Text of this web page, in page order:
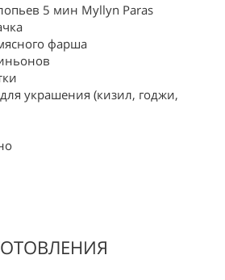
5 мин Myllyn Paras
фарша
украшения (кизил, годжи,